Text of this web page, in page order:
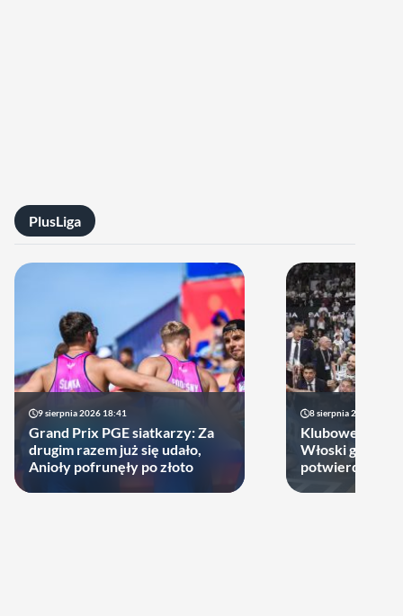
PlusLiga
9 sierpnia 2026 18:41
Grand Prix PGE siatkarzy: Za
drugim razem już się udało,
Anioły pofrunęły po złoto
8 sierpnia 2026 21:46
Klubowe
Włoski gigant
potwierdził